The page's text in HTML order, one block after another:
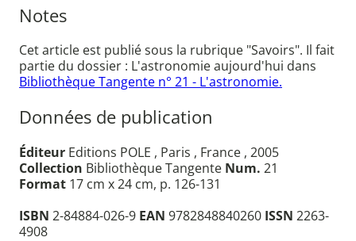
Notes
Cet article est publié sous la rubrique "Savoirs". Il fait
partie du dossier : L'astronomie aujourd'hui dans
Bibliothèque Tangente n° 21 - L'astronomie.
Données de publication
Éditeur Editions POLE , Paris , France , 2005
Collection Bibliothèque Tangente Num. 21
Format 17 cm x 24 cm, p. 126-131
ISBN 2-84884-026-9 EAN 9782848840260 ISSN 2263-
4908